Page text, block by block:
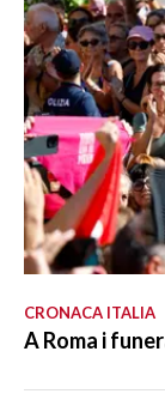
CRONACA ITALIA
A Roma i